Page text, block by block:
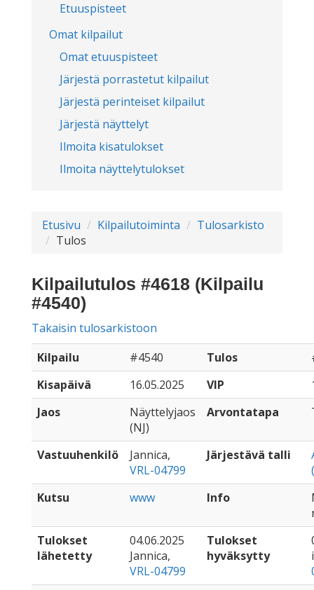
Etuuspisteet
Omat kilpailut
Omat etuuspisteet
Järjestä porrastetut kilpailut
Järjestä perinteiset kilpailut
Järjestä näyttelyt
Ilmoita kisatulokset
Ilmoita näyttelytulokset
Etusivu Kilpailutoiminta
Tulosarkisto
Tulos
Kilpailutulos #4618 (Kilpailu
#4540)
Takaisin tulosarkistoon
Kilpailu
#4540 Tulos
Kisapäivä
16.05.2025 VIP
Jaos
Näyttelyjaos
(NJ)
Arvontatapa
Vastuuhenkilö
Jannica,
VRL-04799
Järjestävä talli
Kutsu
www Info
Tulokset
lähetetty
04.06.2025
Jannica,
VRL-04799
Tulokset
hyväksytty